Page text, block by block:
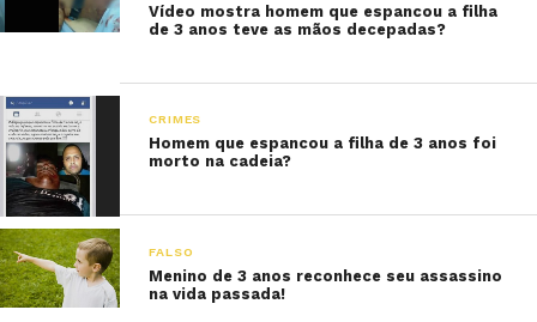
Vídeo mostra homem que espancou a filha
de 3 anos teve as mãos decepadas?
CRIMES
Homem que espancou a filha de 3 anos foi
morto na cadeia?
FALSO
Menino de 3 anos reconhece seu assassino
na vida passada!